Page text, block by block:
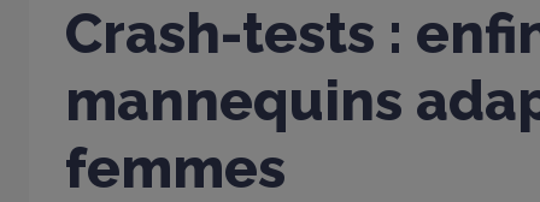
Crash-tests :
mannequins
femmes